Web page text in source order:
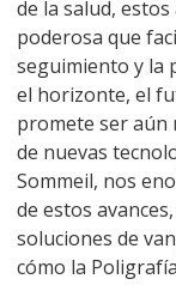
de la salud,
poderosa que
seguimiento y la
el horizonte, el
promete ser aún
de nuevas
Sommeil, nos
de estos
soluciones de
cómo la